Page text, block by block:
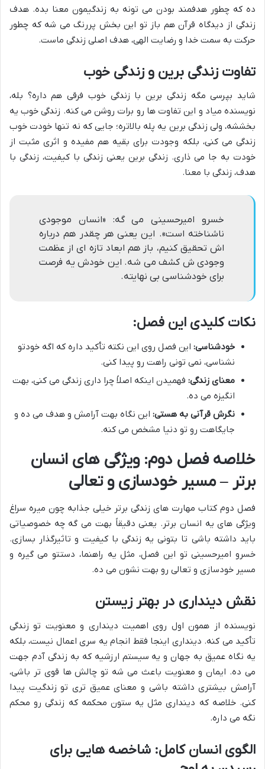
ده که چطور هدفمند بودن می تونه به زندگیمون معنا بده. هدف
زندگی از دیدگاه قرآن هم باز تو این بخش پررنگ می شه که چطور
حرکت به سمت خدا و رضایت الهی، هدف اصلی زندگی ماست.
تفاوت زندگی برین و زندگی خوب
شاید بپرسی مگه زندگی برین با زندگی خوب فرقی هم داره؟ بله،
نویسنده میاد و این تفاوت ها رو برات روشن می کنه. زندگی خوب یه
بخششه، ولی زندگی برین یه پله بالاتره؛ جایی که نه تنها خودت خوب
زندگی می کنی، بلکه وجودت برای بقیه هم مفیده و اثری مثبت از
خودت به جا می ذاری. زندگی برین یعنی زندگی با کیفیت، زندگی با
هدف، زندگی با معنا.
خسرو امیرحسینی می گه: «انسان موجودی
ناشناخته است». این یعنی هر چقدر هم درباره
اش تحقیق کنیم، باز هم ابعاد تازه ای از عظمت
وجودی ش کشف می شه. این خودش یه فرصت
برای خودشناسی بی نهایته.
نکات کلیدی این فصل:
خودشناسی: این فصل روی این نکته تأکید داره که اگه خودتو
نشناسی، نمی تونی راهت رو پیدا کنی.
معنای زندگی: فهمیدن اینکه اصلاً چرا داری زندگی می کنی، بهت
انگیزه می ده.
نگرش قرآنی به هستی: این نگاه بهت آرامش و هدف می ده و
جایگاهت رو تو دنیا مشخص می کنه.
خلاصه فصل دوم: ویژگی های انسان
برتر – مسیر خودسازی و تعالی
فصل دوم کتاب مهارت های زندگی برتر خیلی جذابه چون میره سراغ
ویژگی های یه انسان برتر. یعنی دقیقاً بهت می گه چه خصوصیاتی
باید داشته باشی تا بتونی یه زندگی با کیفیت و تاثیرگذار بسازی.
خسرو امیرحسینی تو این فصل، مثل یه راهنما، دستتو می گیره و
مسیر خودسازی و تعالی رو بهت نشون می ده.
نقش دینداری در بهتر زیستن
نویسنده از همون اول روی اهمیت دینداری و معنویت تو زندگی
تأکید می کنه. دینداری اینجا فقط انجام یه سری اعمال نیست، بلکه
یه نگاه عمیق به جهان و یه سیستم ارزشیه که به زندگی آدم جهت
می ده. ایمان و معنویت باعث می شه تو چالش ها قوی تر باشی،
آرامش بیشتری داشته باشی و معنای عمیق تری تو زندگیت پیدا
کنی. خلاصه که دینداری مثل یه ستون محکمه که زندگی رو محکم
نگه می داره.
الگوی انسان کامل: شاخصه هایی برای